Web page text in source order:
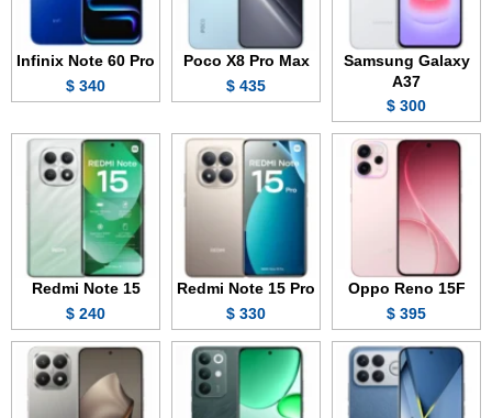
Samsung Galaxy
A37
300 $
Poco X8 Pro Max
435 $
Infinix Note 60 Pro
340 $
Oppo Reno 15F
395 $
Redmi Note 15 Pro
330 $
Redmi Note 15
240 $